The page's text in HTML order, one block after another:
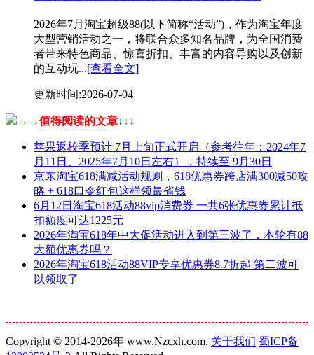
2026年7月淘宝超级88(以下简称“活动”)，作为淘宝年度
大型营销活动之一，将联合众多知名品牌，为全国消费
者带来特色商品、惊喜折扣、丰富的内容导购以及创新
的互动玩...[查看全文]
更新时间:2026-07-04
→→值得阅读的文章↓ ↓ ↓
苹果返校季预计 7月上旬正式开启（参考往年：2024年7
月11日、2025年7月10日左右），持续至 9月30日
京东淘宝618满减活动规则，618优惠券跨店满300减50攻
略 + 618口令红包这样领最省钱
6月12日淘宝618活动88vip消费券 一共6张优惠券累计抵
扣额度可达1225元
2026年淘宝618年中大促活动进入到第三波了，本轮有88
大额优惠券吗？
2026年淘宝618活动88VIP专享优惠券8.7折起 第二波可
以领取了
Copyright © 2014-2026年 www.Nzcxh.com. 关于我们 蜀ICP备